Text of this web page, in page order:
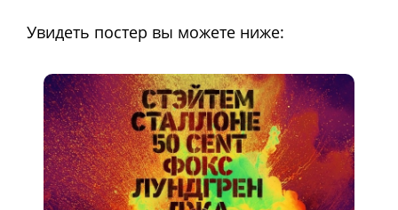
Увидеть постер вы можете ниже: